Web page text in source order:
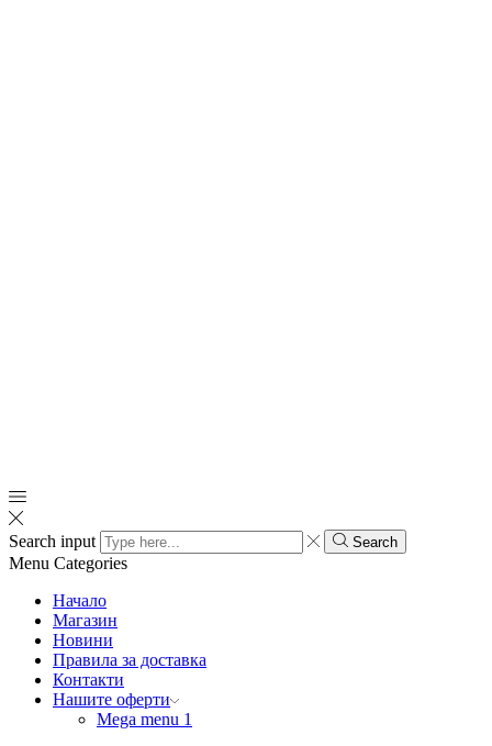
Search input Search
Menu Categories
Начало
Магазин
Новини
Правила за доставка
Контакти
Нашите оферти
Mega menu 1